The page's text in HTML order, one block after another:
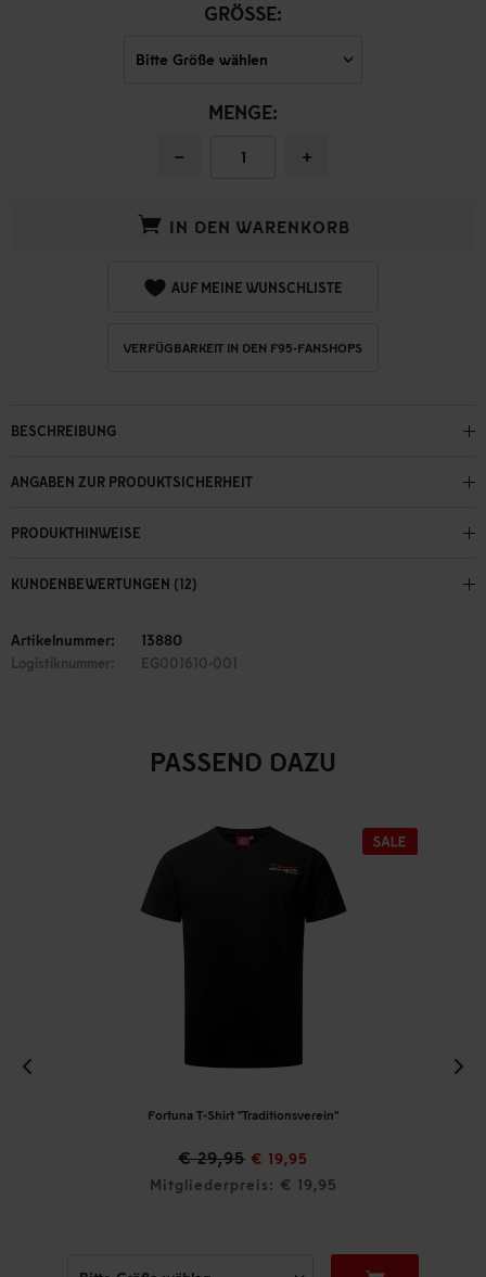
GRÖSSE:
MENGE:
− +
IN DEN WARENKORB
AUF MEINE WUNSCHLISTE
VERFÜGBARKEIT IN DEN F95-FANSHOPS
BESCHREIBUNG
ANGABEN ZUR PRODUKTSICHERHEIT
PRODUKTHINWEISE
KUNDENBEWERTUNGEN (12)
Artikelnummer: 13880
Logistiknummer: EG001610-001
PASSEND DAZU
Fortuna T-Shirt "Traditionsverein"
€ 29,95 € 19,95
Mitgliederpreis: € 19,95